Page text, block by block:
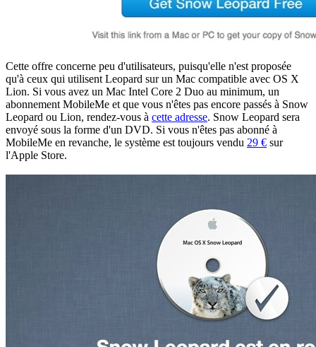
Cette offre concerne peu d'utilisateurs, puisqu'elle n'est proposée
qu'à ceux qui utilisent Leopard sur un Mac compatible avec OS X
Lion. Si vous avez un Mac Intel Core 2 Duo au minimum, un
abonnement MobileMe et que vous n'êtes pas encore passés à Snow
Leopard ou Lion, rendez-vous à cette adresse. Snow Leopard sera
envoyé sous la forme d'un DVD. Si vous n'êtes pas abonné à
MobileMe en revanche, le système est toujours vendu 29 € sur
l'Apple Store.